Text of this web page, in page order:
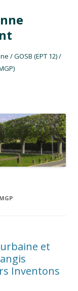
/ GOSB (EPT 12) /
contenu
et
Inventons